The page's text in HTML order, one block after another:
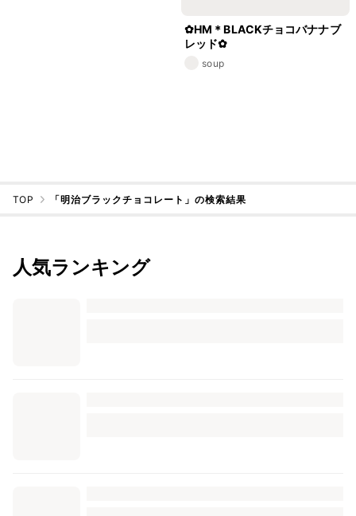
✿HM＊BLACKチョコバナナブ
レッド✿
soup
TOP 「明治ブラックチョコレート」の検索結果
人気ランキング